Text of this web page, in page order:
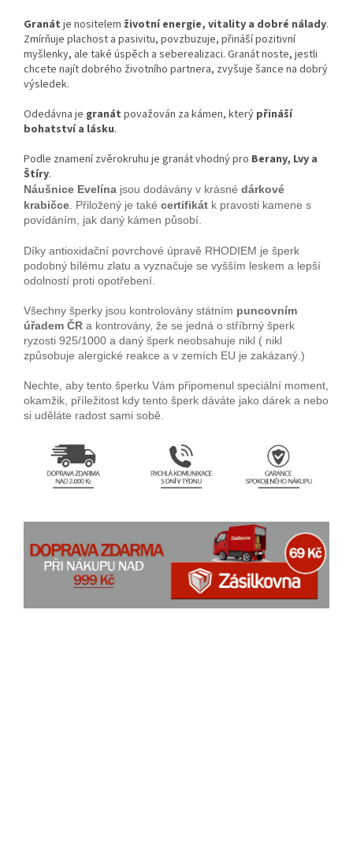
Granát je nositelem životní energie, vitality a dobré nálady.
Zmírňuje plachost a pasivitu, povzbuzuje, přináší pozitivní
myšlenky, ale také úspěch a seberealizaci. Granát noste, jestli
chcete najít dobrého životního partnera, zvyšuje šance na dobrý
výsledek.
Odedávna je granát považován za kámen, který přináší
bohatství a lásku.
Podle znamení zvěrokruhu je granát vhodný pro Berany, Lvy a
Štíry.
Náušnice Evelína jsou dodávány v krásné dárkové
krabičce . Přiložený je také certifikát k pravosti kamene s
povídáním, jak daný kámen působí.
Díky antioxidační povrchové úpravě RHODIEM je šperk
podobný bílému zlatu a vyznačuje se vyšším leskem a lepší
odolností proti opotřebení.
Všechny šperky jsou kontrolovány státním puncovním
úřadem ČR a kontrovány, že se jedná o stříbrný šperk
ryzosti 925/1000 a daný šperk neobsahuje nikl ( nikl
způsobuje alergické reakce a v zemích EU je zakázaný.)
Nechte, aby tento šperku Vám připomenul speciální moment,
okamžik, příležitost kdy tento šperk dáváte jako dárek a nebo
si uděláte radost sami sobě.